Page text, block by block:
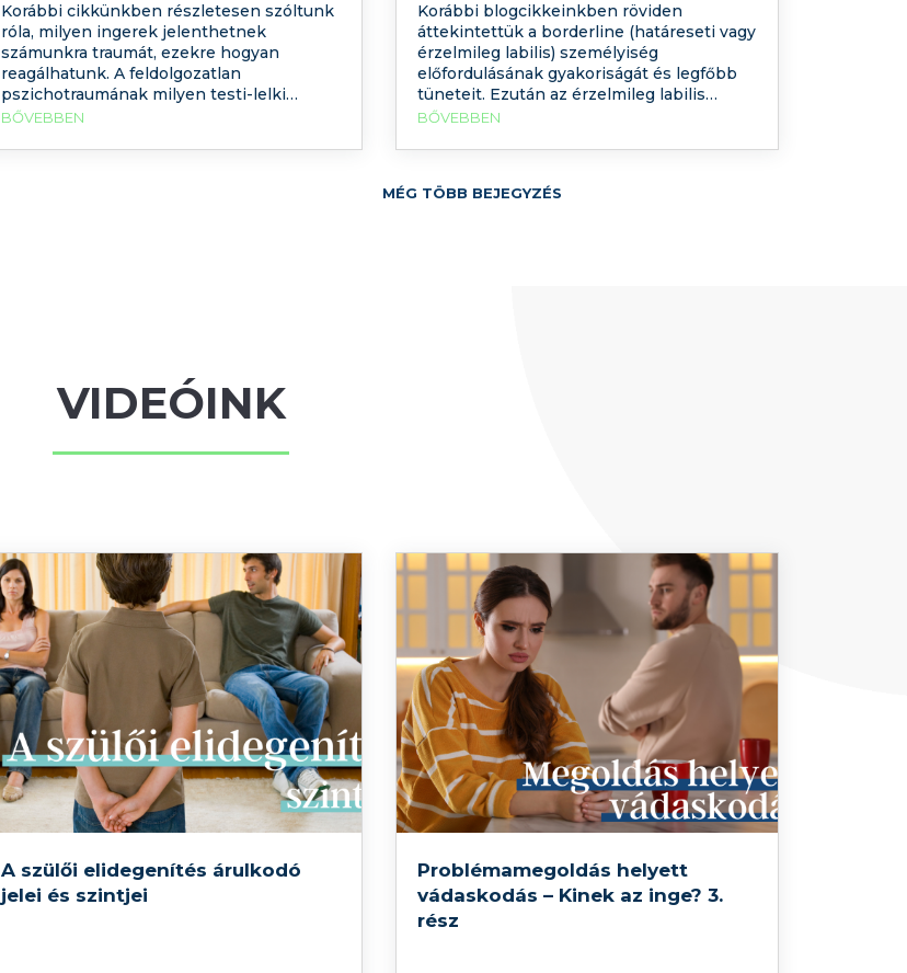
Korábbi cikkünkben részletesen szóltunk
róla, milyen ingerek jelenthetnek
számunkra traumát, ezekre hogyan
reagálhatunk. A feldolgozatlan
pszichotraumának milyen testi-lelki
tünetei vannak. Jelen blogcikkünkben
segítségével feldogozni ezeket az
BŐVEBBEN
Korábbi blogcikkeinkben röviden
áttekintettük a borderline (határeseti vagy
érzelmileg labilis) személyiség
előfordulásának gyakoriságát és legfőbb
tüneteit. Ezután az érzelmileg labilis
személyiségzavar különféle
érthető legyen milyen tényezők játszanak
fennmaradásában. Jelen írásunk a
BŐVEBBEN
MÉG TÖBB BEJEGYZÉS
VIDEÓINK
A szülői elidegenítés árulkodó
jelei és szintjei
Problémamegoldás helyett
vádaskodás – Kinek az inge? 3.
rész